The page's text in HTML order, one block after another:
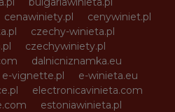
cenawiniety.pl
cenywiniet.pl
czechy-winieta.pl
czechywiniety.pl
dalnicniznamka.eu
e-vignette.pl
e-winieta.eu
electronicavinieta.com
estoniawinieta.pl